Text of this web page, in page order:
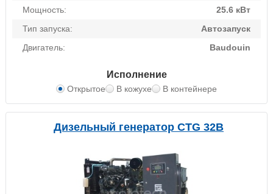
Мощность:
25.6 кВт
Тип запуска:
Автозапуск
Двигатель:
Baudouin
Исполнение
Открытое В кожухе В контейнере
Дизельный генератор CTG 32B